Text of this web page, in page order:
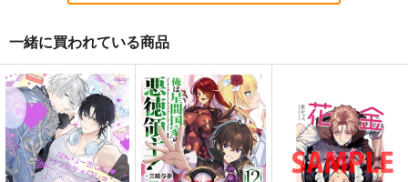
BLADE
Owen
787円（税込）
斎藤一
【40原展】ミニ色紙
ツクルノモリ
550円（税込）
かわいい
アニマルマシーン
880円（税込）
きなこ
一緒に買われている商品